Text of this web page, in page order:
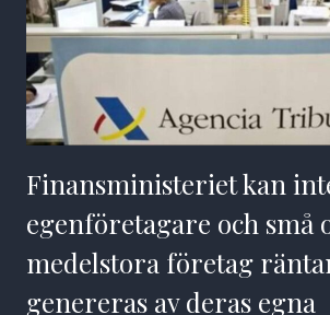
Finansministeriet kan
egenföretagare och små
medelstora företag
genereras av deras egna